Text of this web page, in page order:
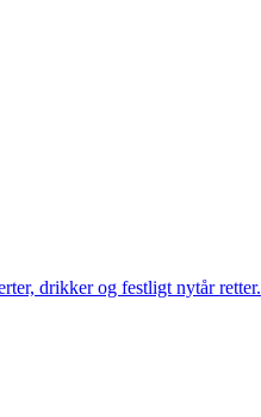
drikker og festligt nytår retter.